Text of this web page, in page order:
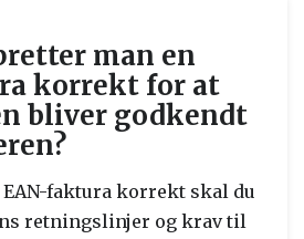
man en
korrekt for at
bliver godkendt
faktura korrekt skal du
retningslinjer og krav til